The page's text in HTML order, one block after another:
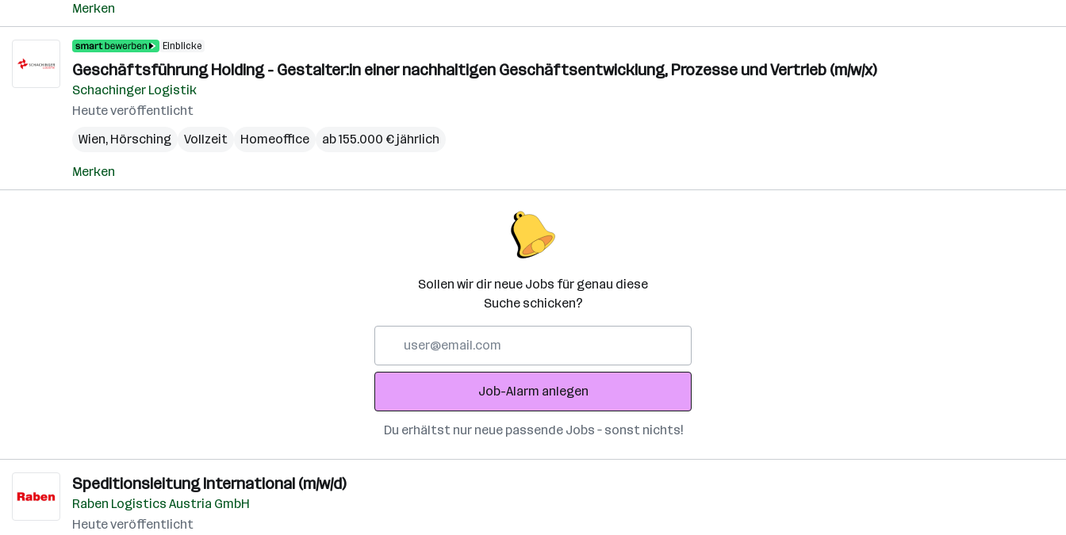
Merken
Einblicke
Geschäftsführung Holding - Gestalter:in einer nachhaltigen Geschäftsentwicklung, Prozesse und Vertrieb (m/w/x)
Schachinger Logistik
Heute veröffentlicht
Wien, Hörsching Vollzeit Homeoffice ab 155.000 € jährlich
Merken
Sollen wir dir neue Jobs für genau diese
Suche schicken?
Adresse
Job-Alarm anlegen
Du erhältst nur neue passende Jobs – sonst nichts!
Speditionsleitung International (m/w/d)
Raben Logistics Austria GmbH
Heute veröffentlicht